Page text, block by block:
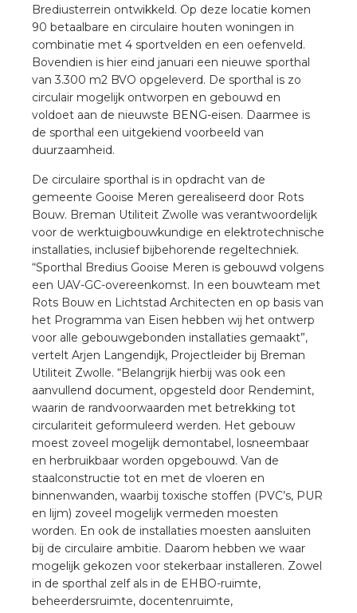
Brediusterrein ontwikkeld. Op deze locatie komen
90 betaalbare en circulaire houten woningen in
combinatie met 4 sportvelden en een oefenveld.
Bovendien is hier eind januari een nieuwe sporthal
van 3.300 m2 BVO opgeleverd. De sporthal is zo
circulair mogelijk ontworpen en gebouwd en
voldoet aan de nieuwste BENG-eisen. Daarmee is
de sporthal een uitgekiend voorbeeld van
duurzaamheid.
De circulaire sporthal is in opdracht van de
gemeente Gooise Meren gerealiseerd door Rots
Bouw. Breman Utiliteit Zwolle was verantwoordelijk
voor de werktuigbouwkundige en elektrotechnische
installaties, inclusief bijbehorende regeltechniek.
“Sporthal Bredius Gooise Meren is gebouwd volgens
een UAV-GC-overeenkomst. In een bouwteam met
Rots Bouw en Lichtstad Architecten en op basis van
het Programma van Eisen hebben wij het ontwerp
voor alle gebouwgebonden installaties gemaakt”,
vertelt Arjen Langendijk, Projectleider bij Breman
Utiliteit Zwolle. “Belangrijk hierbij was ook een
aanvullend document, opgesteld door Rendemint,
waarin de randvoorwaarden met betrekking tot
circulariteit geformuleerd werden. Het gebouw
moest zoveel mogelijk demontabel, losneembaar
en herbruikbaar worden opgebouwd. Van de
staalconstructie tot en met de vloeren en
binnenwanden, waarbij toxische stoffen (PVC’s, PUR
en lijm) zoveel mogelijk vermeden moesten
worden. En ook de installaties moesten aansluiten
bij de circulaire ambitie. Daarom hebben we waar
mogelijk gekozen voor stekerbaar installeren. Zowel
in de sporthal zelf als in de EHBO-ruimte,
beheerdersruimte, docentenruimte,
installeren
installeren
installeren in beton
installeren in de tuinbouw
stekerbare vlakkabel
GST®
RST®
Academy